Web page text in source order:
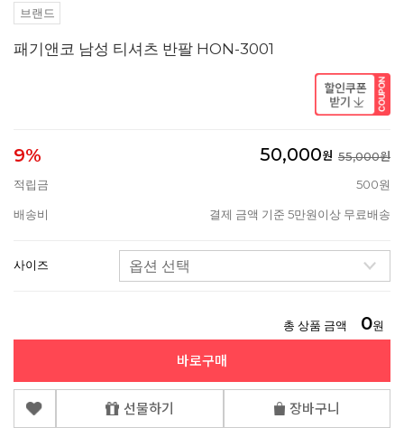
브랜드
패기앤코 남성 티셔츠 반팔 HON-3001
9% 50,000원 55,000원
적립금
500원
배송비 결제 금액 기준 5만원이상 무료배송
사이즈
총 상품 금액 0원
바로구매
선물하기 장바구니